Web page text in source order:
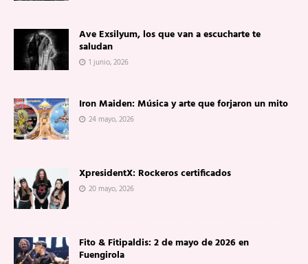
Ave Exsilyum, los que van a escucharte te
saludan
1 junio, 2026
Iron Maiden: Música y arte que forjaron un mito
24 mayo, 2026
XpresidentX: Rockeros certificados
20 mayo, 2026
Fito & Fitipaldis: 2 de mayo de 2026 en
Fuengirola